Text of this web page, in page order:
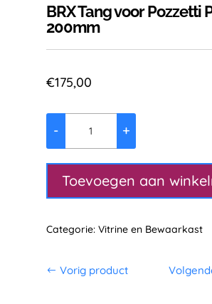
BRX Tang voor Pozzetti
200mm
€175,00
voor
Pozzetti
200mm
- +
Toevoegen aan
Categorie: Vitrine en Bewaarkast
Vorig product